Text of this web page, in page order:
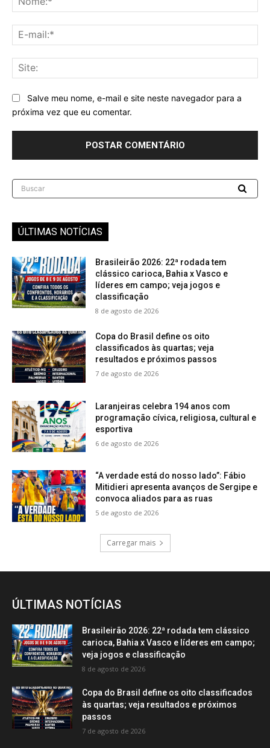
Salve meu nome, e-mail e site neste navegador para a
próxima vez que eu comentar.
Buscar
ÚLTIMAS NOTÍCIAS
Brasileirão 2026: 22ª rodada tem
clássico carioca, Bahia x Vasco e
líderes em campo; veja jogos e
classificação
8 de agosto de 2026
Copa do Brasil define os oito
classificados às quartas; veja
resultados e próximos passos
7 de agosto de 2026
Laranjeiras celebra 194 anos com
programação cívica, religiosa, cultural e
esportiva
6 de agosto de 2026
“A verdade está do nosso lado”: Fábio
Mitidieri apresenta avanços de Sergipe e
convoca aliados para as ruas
5 de agosto de 2026
Carregar mais
ÚLTIMAS NOTÍCIAS
Brasileirão 2026: 22ª rodada tem clássico
carioca, Bahia x Vasco e líderes em campo;
veja jogos e classificação
8 de agosto de 2026
Copa do Brasil define os oito classificados
às quartas; veja resultados e próximos
passos
7 de agosto de 2026